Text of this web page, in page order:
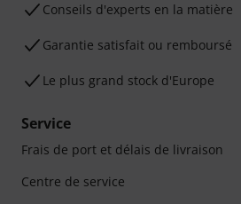
Conseils d'experts en la matière
Garantie satisfait ou remboursé
Le plus grand stock d'Europe
Service
Frais de port et délais de livraison
Centre de service